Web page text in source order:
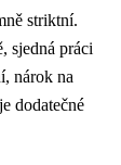
striktní.
sjedná práci
nárok na
dodatečné